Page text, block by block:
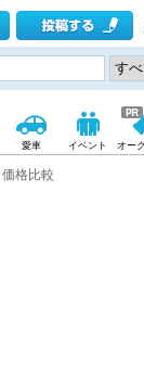
愛車 イベント オー
価格比較